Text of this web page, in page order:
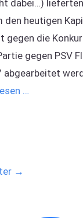
dabei…)
den heutigen
gegen die
gegen PSV
…
→